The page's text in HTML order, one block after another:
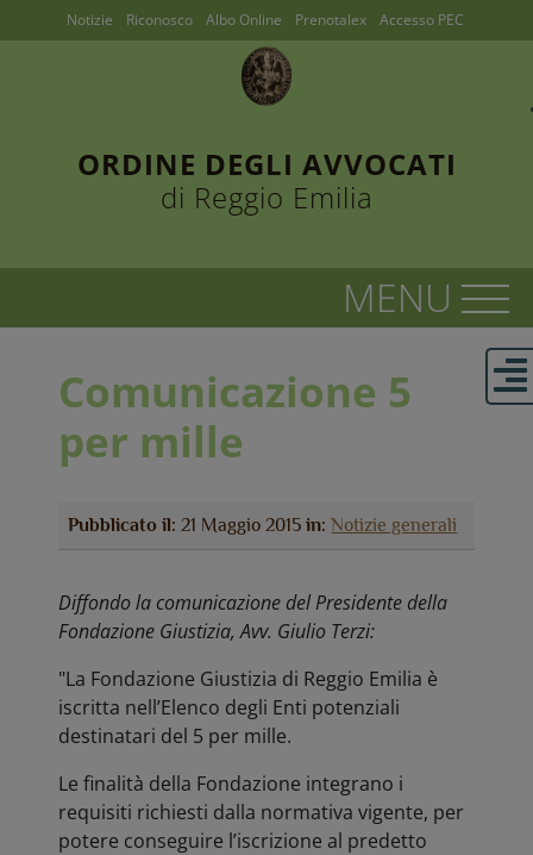
ORDINE DEGLI AVVOCATI
di Reggio Emilia
Notizie Riconosco Albo Online Prenotalex Accesso PEC
Comunicazione 5
per mille
Pubblicato il: 21 Maggio 2015in: Notizie generali
Diffondo la comunicazione del Presidente della
Fondazione Giustizia, Avv. Giulio Terzi:
"La Fondazione Giustizia di Reggio Emilia è
iscritta nell’Elenco degli Enti potenziali
destinatari del 5 per mille.
Le finalità della Fondazione integrano i
requisiti richiesti dalla normativa vigente, per
potere conseguire l’iscrizione al predetto